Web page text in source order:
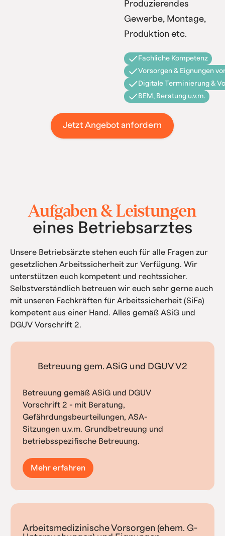
Produzierendes
Gewerbe, Montage,
Produktion etc.
Fachliche Kompetenz
Vorsorgen & Eignungen
Digitale Terminierung &
BEM, Beratung u.v.m.
Jetzt Angebot anfordern
Aufgaben & Leistungen
eines Betriebsarztes
Unsere Betriebsärzte stehen euch für alle Fragen zur
gesetzlichen Arbeitssicherheit zur Verfügung. Wir
unterstützen euch kompetent und rechtssicher.
Selbstverständlich betreuen wir euch sehr gerne auch
mit unseren Fachkräften für Arbeitssicherheit (SiFa)
kompetent aus einer Hand. Alles gemäß ASiG und
DGUV Vorschrift 2.
Betreuung gem. ASiG und DGUV V2
Betreuung gemäß ASiG und DGUV
Vorschrift 2 - mit Beratung,
Gefährdungsbeurteilungen, ASA-
Sitzungen u.v.m. Grundbetreuung und
betriebsspezifische Betreuung.
Mehr erfahren
Arbeitsmedizinische Vorsorgen (ehem. G-